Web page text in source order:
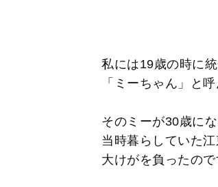
私には19歳の時に
「ミーちゃん」と
そのミーが30歳に
当時暮らしていた
大けがを負ったので